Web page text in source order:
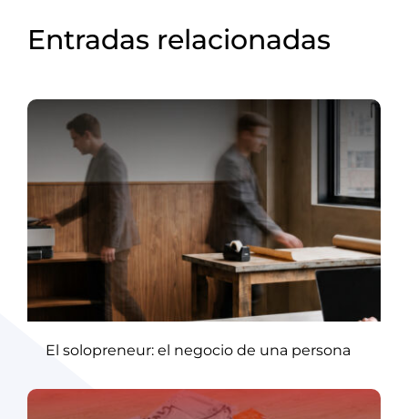
Entradas relacionadas
El solopreneur: el negocio de una persona